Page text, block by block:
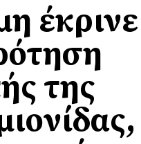
έκρινε
της